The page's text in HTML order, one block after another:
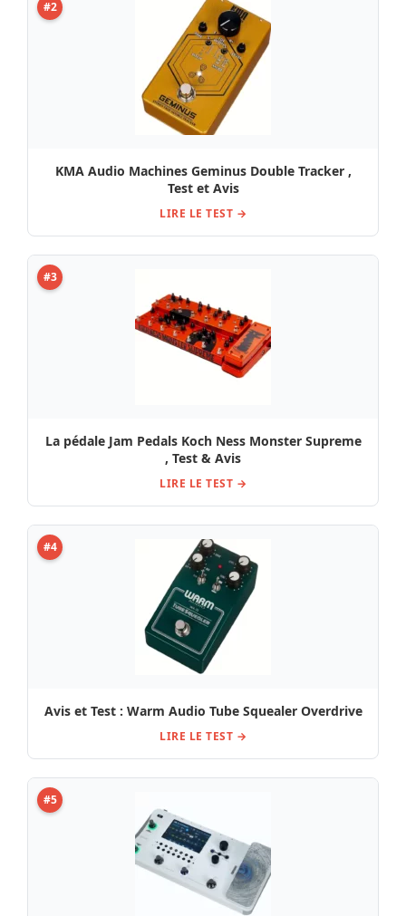
#2
KMA Audio Machines Geminus Double Tracker ,
Test et Avis
LIRE LE TEST →
#3
La pédale Jam Pedals Koch Ness Monster Supreme
, Test & Avis
LIRE LE TEST →
#4
Avis et Test : Warm Audio Tube Squealer Overdrive
LIRE LE TEST →
#5